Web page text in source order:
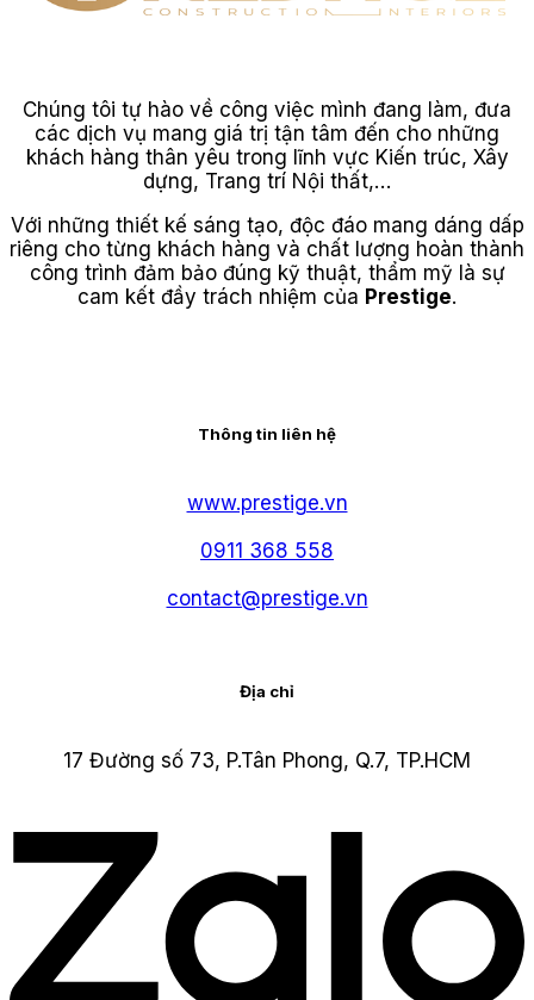
Chúng tôi tự hào về công việc mình đang làm, đưa
các dịch vụ mang giá trị tận tâm đến cho những
khách hàng thân yêu trong lĩnh vực Kiến trúc, Xây
dựng, Trang trí Nội thất,…
Với những thiết kế sáng tạo, độc đáo mang dáng dấp
riêng cho từng khách hàng và chất lượng hoàn thành
công trình đảm bảo đúng kỹ thuật, thẩm mỹ là sự
cam kết đầy trách nhiệm của Prestige.
Thông tin liên hệ
www.prestige.vn
0911 368 558
contact@prestige.vn
Địa chỉ
17 Đường số 73, P.Tân Phong, Q.7, TP.HCM